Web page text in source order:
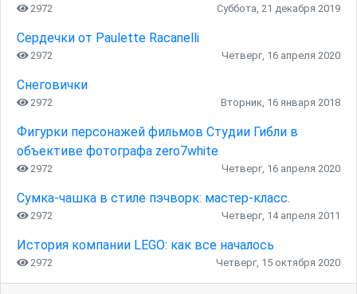
2972 Суббота, 21 декабря 2019
Сердечки от Paulette Racanelli
2972 Четверг, 16 апреля 2020
Снеговички
2972 Вторник, 16 января 2018
Фигурки персонажей фильмов Студии Гибли в
объективе фотографа zero7white
2972 Четверг, 16 апреля 2020
Сумка-чашка в стиле пэчворк: мастер-класс.
2972 Четверг, 14 апреля 2011
История компании LEGO: как все началось
2972 Четверг, 15 октября 2020